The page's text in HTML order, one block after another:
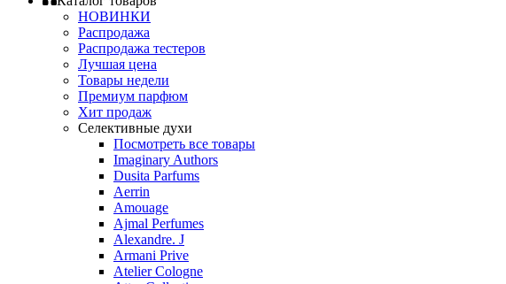
НОВИНКИ
Распродажа
Распродажа тестеров
Лучшая цена
Товары недели
Премиум парфюм
Хит продаж
Селективные духи
Посмотреть все товары
Imaginary Authors
Dusita Parfums
Aerrin
Amouage
Ajmal Perfumes
Alexandre. J
Armani Prive
Atelier Cologne